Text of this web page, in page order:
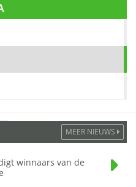
MEER NIEUWS
winnaars van de